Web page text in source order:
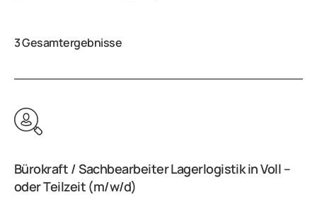
3 Gesamtergebnisse
Bürokraft / Sachbearbeiter Lagerlogistik in Voll –
oder Teilzeit (m/w/d)